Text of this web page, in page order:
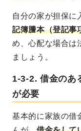
自分の家が担保に
記簿謄本（登記事
め、心配な場合は
ましょう。
1-3-2. 借金のあ
が必要
基本的に家族の借